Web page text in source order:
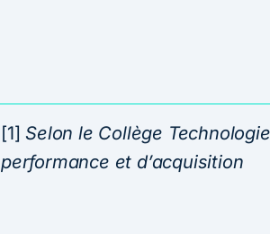
[1]Selon le Collège
performance et d’acquisition